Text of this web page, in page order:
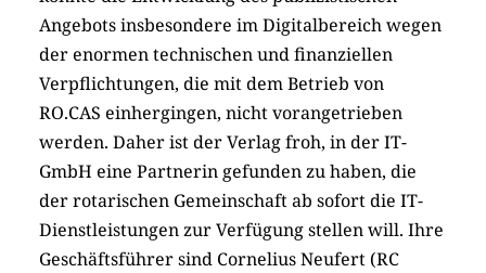
Angebots insbesondere im Digitalbereich wegen
der enormen technischen und finanziellen
Verpflichtungen, die mit dem Betrieb von
RO.CAS einhergingen, nicht vorangetrieben
werden. Daher ist der Verlag froh, in der IT-
GmbH eine Partnerin gefunden zu haben, die
der rotarischen Gemeinschaft ab sofort die IT-
Dienstleistungen zur Verfügung stellen will. Ihre
Geschäftsführer sind Cornelius Neufert (RC